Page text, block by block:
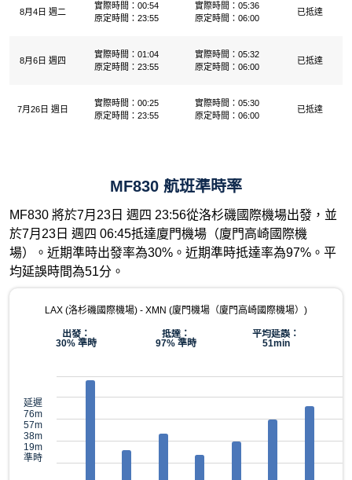
8月4日 週二
實際時間：00:54
原定時間：23:55
實際時間：05:36
原定時間：06:00
已抵達
8月6日 週四
實際時間：01:04
原定時間：23:55
實際時間：05:32
原定時間：06:00
已抵達
7月26日 週日
實際時間：00:25
原定時間：23:55
實際時間：05:30
原定時間：06:00
已抵達
MF830 航班準時率
MF830 將於7月23日 週四 23:56從洛杉磯國際機場出發，並
於7月23日 週四 06:45抵達廈門機場（廈門高崎國際機
場）。近期準時出發率為30%。近期準時抵達率為97%。平
均延誤時間為51分。
LAX (洛杉磯國際機場) - XMN (廈門機場（廈門高崎國際機場）)
出發：
30% 準時
抵達：
97% 準時
平均延誤：
51min
延遲
76m
57m
38m
19m
準時